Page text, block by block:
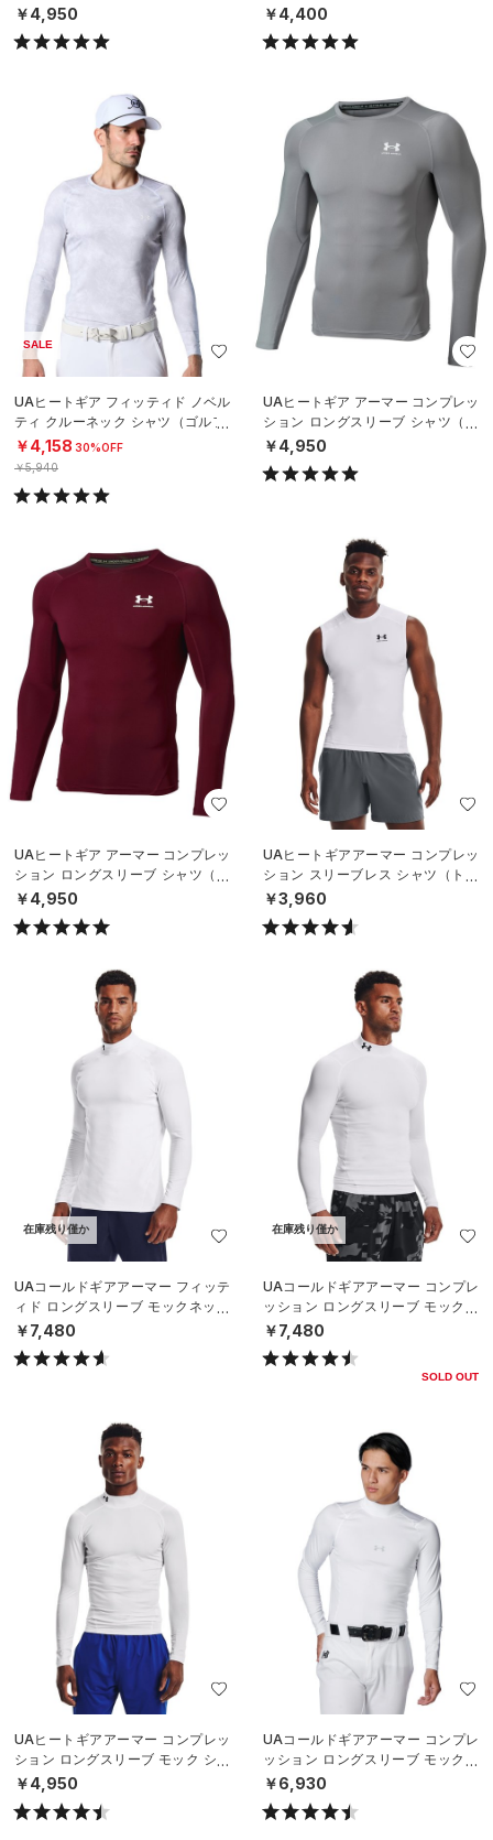
（ゴルフ/WOMEN）
￥4,950 N）
￥4,400
SALE
UAヒートギア フィッティド ノベル
ティ クルーネック シャツ（ゴルフ/
MEN）
￥4,158 30%OFF
￥5,940
UAヒートギア アーマー コンプレッ
ション ロングスリーブ シャツ（ト
レーニング/MEN）
￥4,950
UAヒートギア アーマー コンプレッ
ション ロングスリーブ シャツ（ト
レーニング/MEN）
￥4,950
UAヒートギアアーマー コンプレッ
ション スリーブレス シャツ（トレ
ーニング/MEN）
￥3,960
在庫残り僅か
UAコールドギアアーマー フィッテ
ィド ロングスリーブ モックネック
シャツ（トレーニング/MEN）
￥7,480
在庫残り僅か
UAコールドギアアーマー コンプレ
ッション ロングスリーブ モックネ
ック シャツ（トレーニング/MEN）
￥7,480
SOLD OUT
UAヒートギアアーマー コンプレッ
ション ロングスリーブ モック シャ
ツ（トレーニング/MEN）
￥4,950
UAコールドギアアーマー コンプレ
ッション ロングスリーブ モックネ
ック シャツ（ベースボール/MEN）
￥6,930